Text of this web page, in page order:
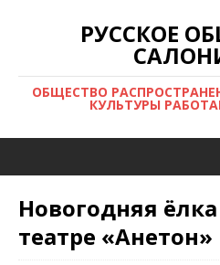
РУССКОЕ
ОБЩЕСТВО
КУЛЬТУРЫ
Новогодняя
театре «Анетон»